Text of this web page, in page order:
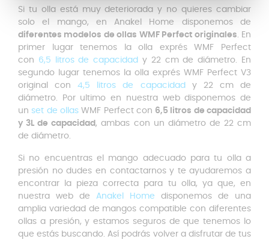
Si tu olla está muy deteriorada y no quieres cambiar
solo el mango, en Anakel Home disponemos de
diferentes modelos de ollas WMF Perfect originales. En
primer lugar tenemos la olla exprés WMF Perfect
con 6,5 litros de capacidad
y 22 cm de diámetro. En
segundo lugar tenemos la olla exprés WMF Perfect V3
original con4,5 litros de capacidad
y 22 cm de
diámetro. Por ultimo en nuestra web disponemos de
un set de ollasWMF Perfect con 6,5 litros de capacidad
y 3L de capacidad, ambas con un diámetro de 22 cm
de diámetro.
Si no encuentras el mango adecuado para tu olla a
presión no dudes en contactarnos y te ayudaremos a
encontrar la pieza correcta para tu olla, ya que, en
nuestra web de Anakel Home disponemos de una
amplia variedad de mangos compatible con diferentes
ollas a presión, y estamos seguros de que tenemos lo
que estás buscando. Así podrás volver a disfrutar de tus